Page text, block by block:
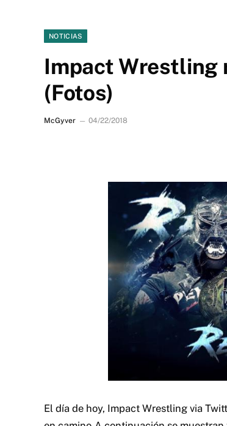
NOTICIAS
Impact Wrestling
(Fotos)
McGyver 04/22/2018
El día de hoy, Impact Wrestling via